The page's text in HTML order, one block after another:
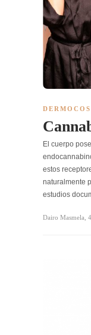
El cuerpo
estos
naturalmente
estudios
Dairo Masmela